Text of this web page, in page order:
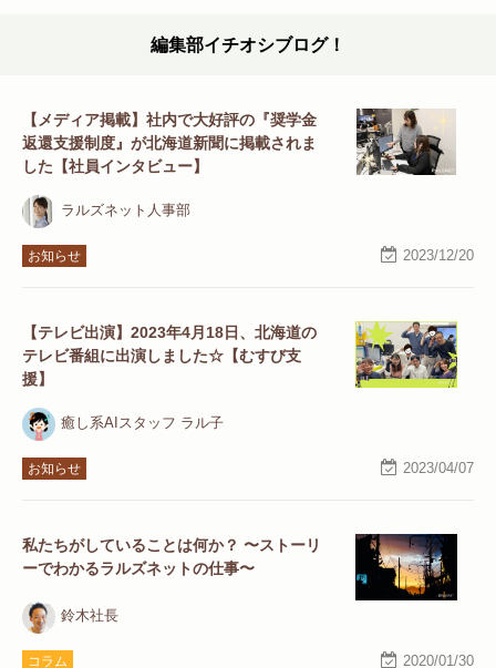
編集部イチオシブログ！
【メディア掲載】社内で大好評の『奨学金
返還支援制度』が北海道新聞に掲載されま
した【社員インタビュー】
ラルズネット人事部
お知らせ 2023/12/20
【テレビ出演】2023年4月18日、北海道の
テレビ番組に出演しました☆【むすび支
援】
癒し系AIスタッフ ラル子
お知らせ 2023/04/07
私たちがしていることは何か？ 〜ストーリ
ーでわかるラルズネットの仕事〜
鈴木社長
コラム 2020/01/30